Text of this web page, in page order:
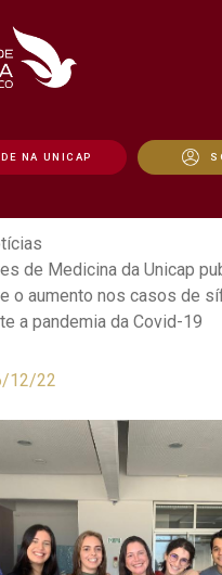
NA UNICAP
de Medicina
de Medicina da Unicap
o aumento nos casos de
a pandemia da Covid-19
12/22